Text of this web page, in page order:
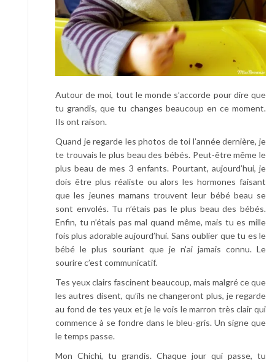
Autour de moi, tout le monde s’accorde pour dire que
tu grandis, que tu changes beaucoup en ce moment.
Ils ont raison.
Quand je regarde les photos de toi l’année dernière, je
te trouvais le plus beau des bébés. Peut-être même le
plus beau de mes 3 enfants. Pourtant, aujourd’hui, je
dois être plus réaliste ou alors les hormones faisant
que les jeunes mamans trouvent leur bébé beau se
sont envolés. Tu n’étais pas le plus beau des bébés.
Enfin, tu n’étais pas mal quand même, mais tu es mille
fois plus adorable aujourd’hui. Sans oublier que tu es le
bébé le plus souriant que je n’ai jamais connu. Le
sourire c’est communicatif.
Tes yeux clairs fascinent beaucoup, mais malgré ce que
les autres disent, qu’ils ne changeront plus, je regarde
au fond de tes yeux et je le vois le marron très clair qui
commence à se fondre dans le bleu-gris. Un signe que
le temps passe.
Mon Chichi, tu grandis. Chaque jour qui passe, tu